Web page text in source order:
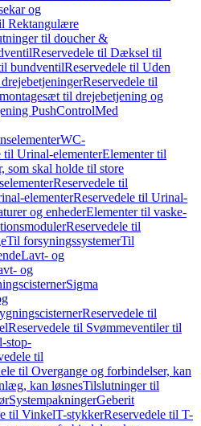
og
Rektangulære
til doucher &
Reservedele til Dæksel til
bundventilReservedele til Uden
Reservedele til
til drejebetjening og
PushControlMed
WC-
til Urinal-elementerElementer til
som skal holde til store
Reservedele til
elementerReservedele til Urinal-
og enhederElementer til vaske-
Reservedele til
Til forsyningssystemerTil
Lavt- og
og
Sigma
Reservedele til
Reservedele til Svømmeventiler til
stop-
til
til Overgange og forbindelser, kan
kan løsnesTilslutninger til
SystempakningerGeberit
til VinkelT-stykkerReservedele til T-